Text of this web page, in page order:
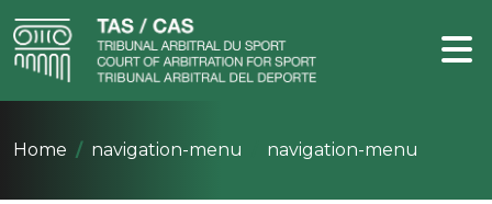
Home navigation-menu navigation-menu